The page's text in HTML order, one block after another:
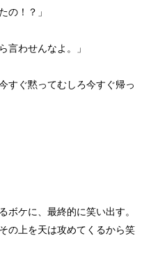
の！？」
言わせんなよ。」
すぐ黙ってむしろ今すぐ帰っ
ボケに、最終的に笑い出す。
の上を天は攻めてくるから笑